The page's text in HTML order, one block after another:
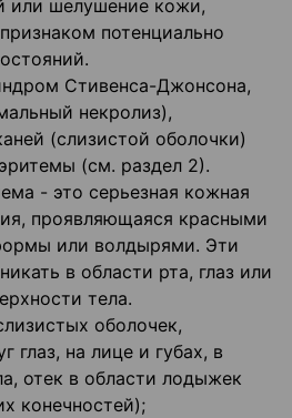
или шелушение кожи,
потенциально
Стивенса-Джонсона,
некролиз),
(слизистой оболочки)
(см. раздел 2).
- это серьезная кожная
проявляющаяся красными
или волдырями. Эти
в области рта, глаз или
тела.
оболочек,
глаз, на лице и губах, в
отек в области лодыжек
конечностей);